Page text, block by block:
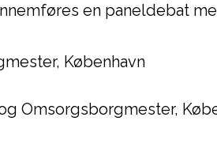
en paneldebat
København
Omsorgsborgmester,